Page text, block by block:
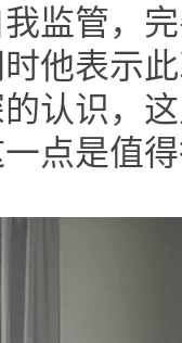
监管，
他表示
认识，
点是值